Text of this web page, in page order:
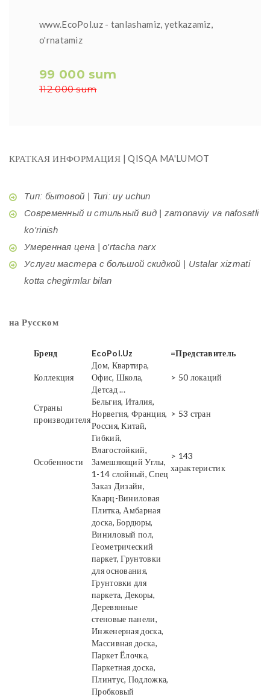
www.EcoPol.uz - tanlashamiz, yetkazamiz,
o'rnatamiz
99 000 sum
112 000 sum
КРАТКАЯ ИНФОРМАЦИЯ | QISQA MA'LUMOT
Тип: бытовой | Turi: uy uchun
Современный и стильный вид | zamonaviy va nafosatli
ko'rinish
Умеренная цена | o'rtacha narx
Услуги мастера с большой скидкой | Ustalar xizmati
kotta chegirmlar bilan
на Русском
Бренд EcoPol.Uz =Представитель
Коллекция
Дом, Квартира,
Офис, Школа,
Детсад ...
> 50 локаций
Страны
производителя
Бельгия, Италия,
Норвегия, Франция,
Россия, Китай,
> 53 стран
Особенности
Гибкий,
Влагостойкий,
Замешяющий Углы,
1-14 слойный, Спец
Заказ Дизайн,
> 143
характеристик
Кварц-Виниловая
Плитка, Амбарная
доска, Бордюры,
Виниловый пол,
Геометрический
паркет, Грунтовки
для основания,
Грунтовки для
паркета, Декоры,
Деревянные
стеновые панели,
Инженерная доска,
Массивная доска,
Паркет Ёлочка,
Паркетная доска,
Плинтус, Подложка,
Пробковый